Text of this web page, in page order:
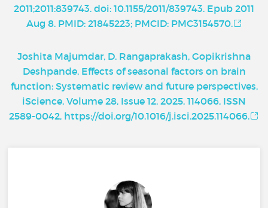
2011;2011:839743. doi: 10.1155/2011/839743. Epub 2011
Aug 8. PMID: 21845223; PMCID: PMC3154570.
Joshita Majumdar, D. Rangaprakash, Gopikrishna
Deshpande, Effects of seasonal factors on brain
function: Systematic review and future perspectives,
iScience, Volume 28, Issue 12, 2025, 114066, ISSN
2589-0042, https://doi.org/10.1016/j.isci.2025.114066.